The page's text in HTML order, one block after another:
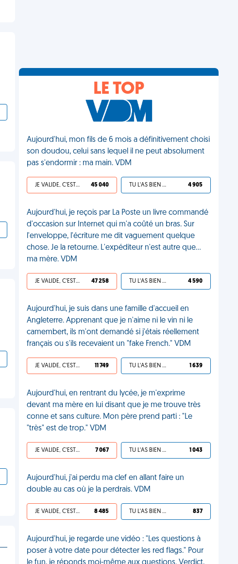
LE TOP
Aujourd'hui, mon fils de 6 mois a définitivement choisi
son doudou, celui sans lequel il ne peut absolument
pas s'endormir : ma main. VDM
JE VALIDE, C'EST UNE VDM 45 040 TU L'AS BIEN MÉRITÉ 4 905
Aujourd'hui, je reçois par La Poste un livre commandé
d'occasion sur Internet qui m'a coûté un bras. Sur
l'enveloppe, l'écriture me dit vaguement quelque
chose. Je la retourne. L'expéditeur n'est autre que...
ma mère. VDM
JE VALIDE, C'EST UNE VDM 47 258 TU L'AS BIEN MÉRITÉ 4 590
Aujourd'hui, je suis dans une famille d'accueil en
Angleterre. Apprenant que je n'aime ni le vin ni le
camembert, ils m'ont demandé si j'étais réellement
français ou s'ils recevaient un "fake French." VDM
JE VALIDE, C'EST UNE VDM 11 749 TU L'AS BIEN MÉRITÉ 1 639
Aujourd'hui, en rentrant du lycée, je m'exprime
devant ma mère en lui disant que je me trouve très
conne et sans culture. Mon père prend parti : "Le
"très" est de trop." VDM
JE VALIDE, C'EST UNE VDM 7 067 TU L'AS BIEN MÉRITÉ 1 043
Aujourd'hui, j'ai perdu ma clef en allant faire un
double au cas où je la perdrais. VDM
JE VALIDE, C'EST UNE VDM 8 485 TU L'AS BIEN MÉRITÉ 837
Aujourd'hui, je regarde une vidéo : "Les questions à
poser à votre date pour détecter les red flags." Pour